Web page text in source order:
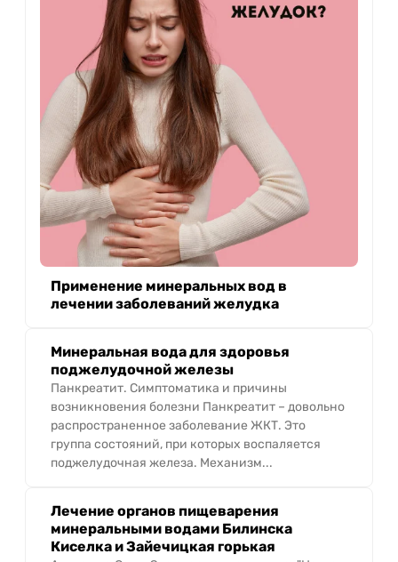
Применение минеральных вод в
лечении заболеваний желудка
Минеральная вода для здоровья
поджелудочной железы
Панкреатит. Симптоматика и причины
возникновения болезни Панкреатит – довольно
распространенное заболевание ЖКТ. Это
группа состояний, при которых воспаляется
поджелудочная железа. Механизм...
Лечение органов пищеварения
минеральными водами Билинска
Киселка и Зайечицкая горькая